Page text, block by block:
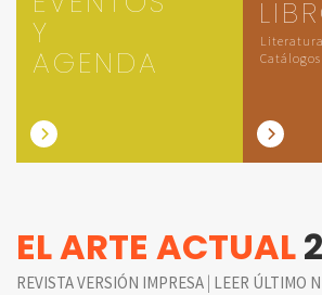
Y
AGENDA
Literatura
Catálogos
EL ARTE ACTUAL
REVISTA VERSIÓN IMPRESA | LEER ÚLTIMO